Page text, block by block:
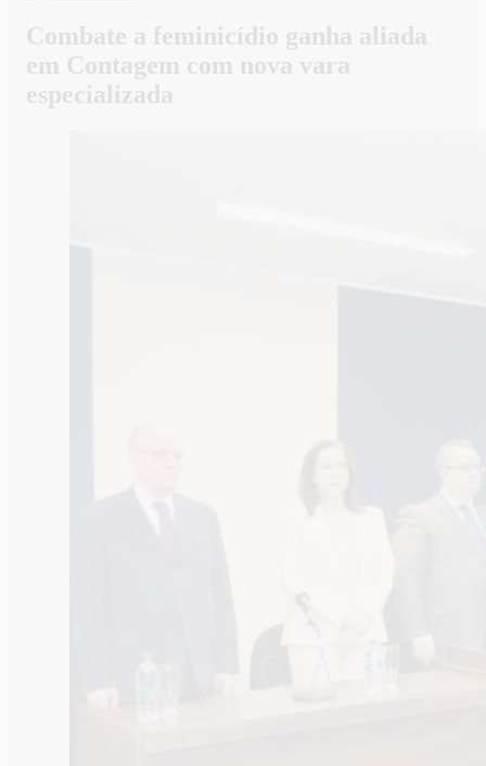
Combate a feminicídio ganha aliada
em Contagem com nova vara
especializada